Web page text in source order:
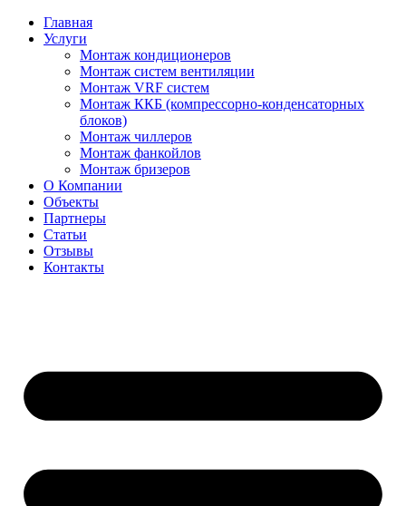
Главная
Услуги
Монтаж кондиционеров
Монтаж cистем вентиляции
Монтаж VRF систем
Монтаж ККБ (компрессорно-конденсаторных
блоков)
Монтаж чиллеров
Монтаж фанкойлов
Монтаж бризеров
О Компании
Объекты
Партнеры
Статьи
Отзывы
Контакты